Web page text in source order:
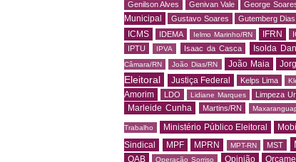
Genilson Alves Genivan Vale George
Municipal
Gustavo Soares Gutemberg Dias
ICMS IDEMA Ielmo Marinho/RN IFRN
IPTU IPVA Isaac da Casca Isolda
Câmara/RN
João Dias/RN João Maia
Eleitoral
Justiça Federal Kelps Lima
Amorim
LDO Lidiane Marques Limpeza
Marleide Cunha Martins/RN
Trabalho Ministério Público Eleitoral
Sindical
MPF MPRN MPT-RN MST
OAB Operação Sorriso Opinião